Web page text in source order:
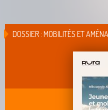
DOSSIER : MOBILITÉS ET